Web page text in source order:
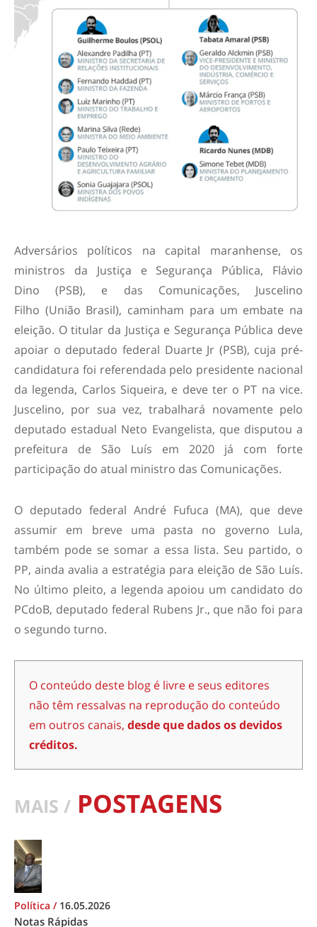
Adversários políticos na capital maranhense, os
ministros da Justiça e Segurança Pública, Flávio
Dino (PSB), e das Comunicações, Juscelino
Filho (União Brasil), caminham para um embate na
eleição. O titular da Justiça e Segurança Pública deve
apoiar o deputado federal Duarte Jr (PSB), cuja pré-
candidatura foi referendada pelo presidente nacional
da legenda, Carlos Siqueira, e deve ter o PT na vice.
Juscelino, por sua vez, trabalhará novamente pelo
deputado estadual Neto Evangelista, que disputou a
prefeitura de São Luís em 2020 já com forte
participação do atual ministro das Comunicações.
O deputado federal André Fufuca (MA), que deve
assumir em breve uma pasta no governo Lula,
também pode se somar a essa lista. Seu partido, o
PP, ainda avalia a estratégia para eleição de São Luís.
No último pleito, a legenda apoiou um candidato do
PCdoB, deputado federal Rubens Jr., que não foi para
o segundo turno.
O conteúdo deste blog é livre e seus editores
não têm ressalvas na reprodução do conteúdo
em outros canais, desde que dados os devidos
créditos.
MAIS / POSTAGENS
Política / 16.05.2026
Notas Rápidas